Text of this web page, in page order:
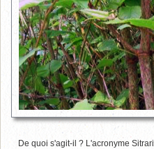
De quoi s'agit-il ? L'acronyme